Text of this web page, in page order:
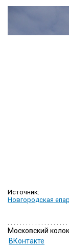
Источник:
Новгородская
Московский
ВКонтакте